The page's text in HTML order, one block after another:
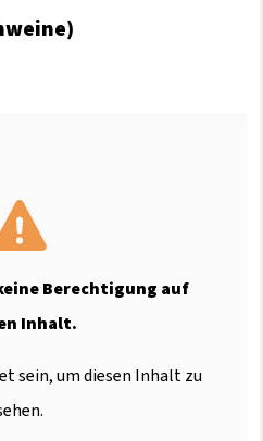
Berechtigung auf
Inhalt.
sein, um diesen Inhalt zu